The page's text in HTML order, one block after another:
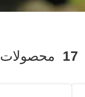
17 محصولات